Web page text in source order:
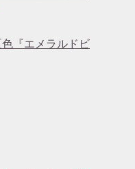
色『エメラルドビ